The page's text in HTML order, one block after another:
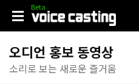
오디언 홍보 동영상
소리로 보는 새로운 즐거움